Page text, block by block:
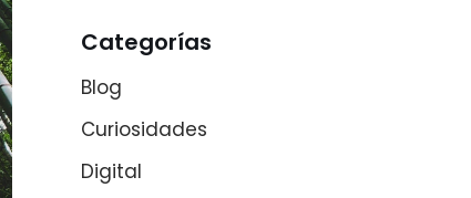
Categorías
Blog
Curiosidades
Digital